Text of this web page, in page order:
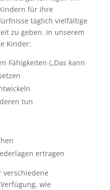
für ihre
täglich vielfältige
zu geben. In unserem
Kinder:
Fähigkeiten („Das kann
tun
ertragen
wie